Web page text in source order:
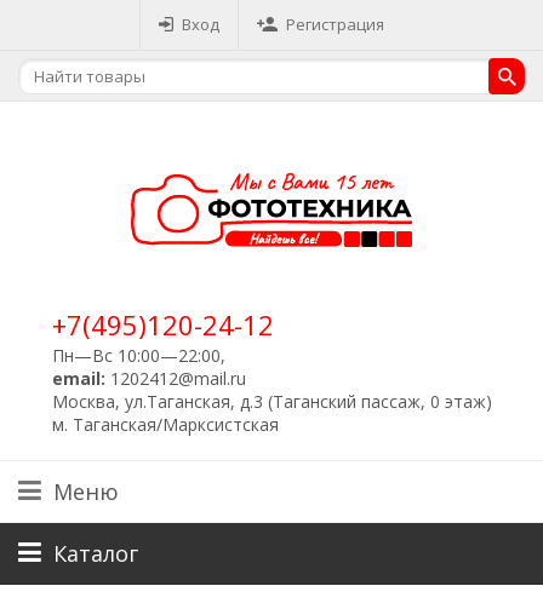
Вход Регистрация
+7(495)120-24-12
Пн—Вс 10:00—22:00,
email: 1202412@mail.ru
Москва, ул.Таганская, д.3 (Таганский пассаж, 0 этаж)
м. Таганская/Марксистская
Меню
Каталог